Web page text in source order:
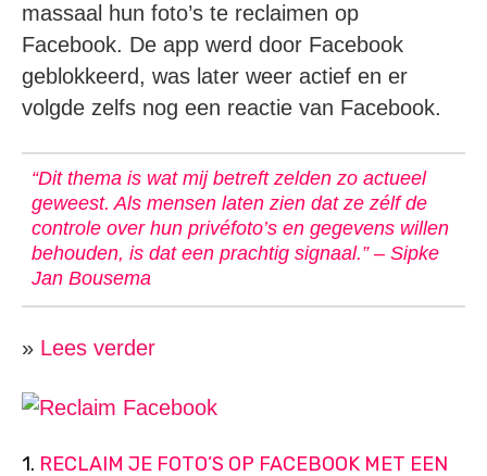
massaal hun foto’s te reclaimen op
Facebook. De app werd door Facebook
geblokkeerd, was later weer actief en er
volgde zelfs nog een reactie van Facebook.
“Dit thema is wat mij betreft zelden zo actueel
geweest. Als mensen laten zien dat ze zélf de
controle over hun privéfoto’s en gegevens willen
behouden, is dat een prachtig signaal.” – Sipke
Jan Bousema
» Lees verder
1. RECLAIM JE FOTO’S OP FACEBOOK MET EEN